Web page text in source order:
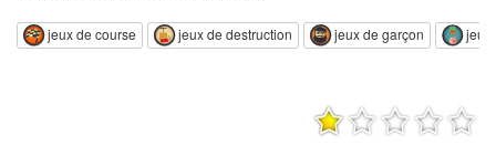
jeux de course jeux de destruction jeux de garçon jeux